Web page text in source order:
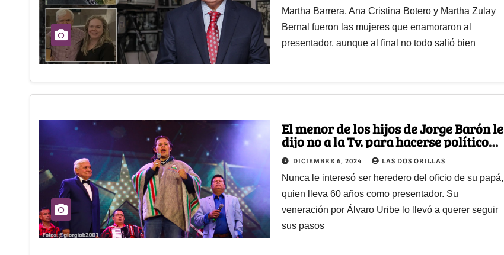
Martha Barrera, Ana Cristina Botero y Martha Zulay
Bernal fueron las mujeres que enamoraron al
presentador, aunque al final no todo salió bien
El menor de los hijos de Jorge Barón le
dijo no a la Tv. para hacerse político
como férreo uribista
DICIEMBRE 6, 2024 LAS DOS ORILLAS
Nunca le interesó ser heredero del oficio de su papá,
quien lleva 60 años como presentador. Su
veneración por Álvaro Uribe lo llevó a querer seguir
sus pasos